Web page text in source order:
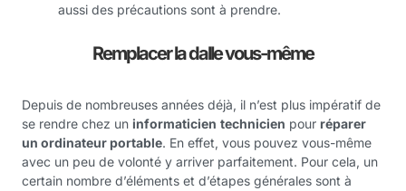
aussi des précautions sont à prendre.
Remplacer la dalle vous-même
Depuis de nombreuses années déjà, il n’est plus impératif de
se rendre chez un informaticien technicien pour réparer
un ordinateur portable. En effet, vous pouvez vous-même
avec un peu de volonté y arriver parfaitement. Pour cela, un
certain nombre d’éléments et d’étapes générales sont à